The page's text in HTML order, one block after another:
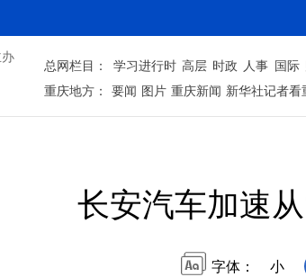
总网栏目： 学习进行时 高层 时政 人事 国际
重庆地方： 要闻 图片 重庆新闻 新华社记者看
长安汽车加速
字体： 小